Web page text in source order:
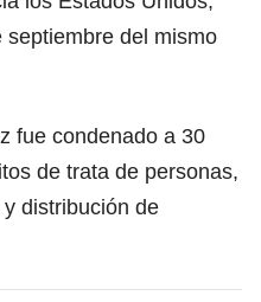
del mismo
fue condenado a 30
de trata de personas,
distribución de